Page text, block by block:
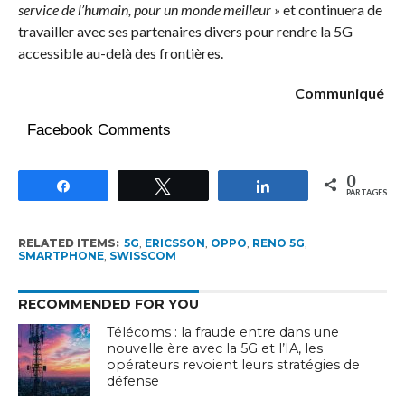
service de l’humain, pour un monde meilleur » et continuera de
travailler avec ses partenaires divers pour rendre la 5G
accessible au-delà des frontières.
Communiqué
Facebook Comments
Partagez 0
PARTAGES
RELATED ITEMS: 5G, ERICSSON, OPPO, RENO 5G,
SMARTPHONE, SWISSCOM
RECOMMENDED FOR YOU
Télécoms : la fraude entre dans une
nouvelle ère avec la 5G et l’IA, les
opérateurs revoient leurs stratégies de
défense